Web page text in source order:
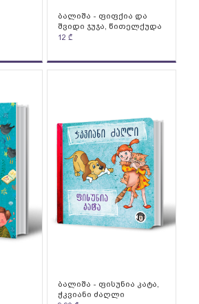
ბალიშა - ფიფქია და
შვიდი ჯუჯა, წითელქუდა
12 ₾
ბალიშა - ფისუნია კატა,
ჭკვიანი ძაღლი